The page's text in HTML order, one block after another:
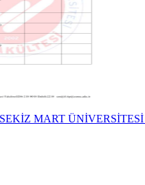
MART ÜNİVERSİTESİ